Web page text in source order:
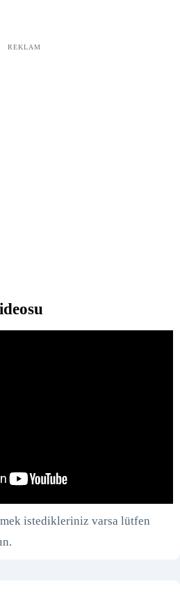
REKLAM
istedikleriniz varsa lütfen